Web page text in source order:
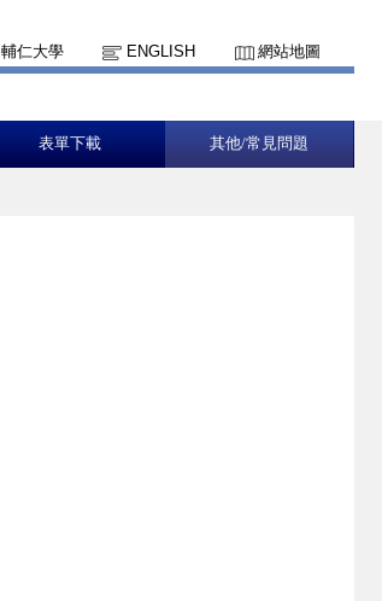
輔仁大學 ENGLISH 網站地圖
表單下載 其他/常見問題